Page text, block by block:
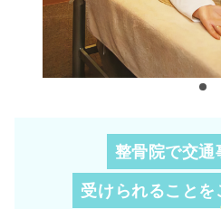
整骨院で交通
受けられることを